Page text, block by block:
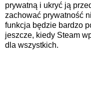
prywatną i ukryć ją
zachować prywatność
funkcja będzie bardzo
jeszcze, kiedy Steam
dla wszystkich.